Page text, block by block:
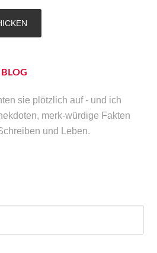
BLOG
sie plötzlich auf - und ich
merk-würdige Fakten
und Leben.